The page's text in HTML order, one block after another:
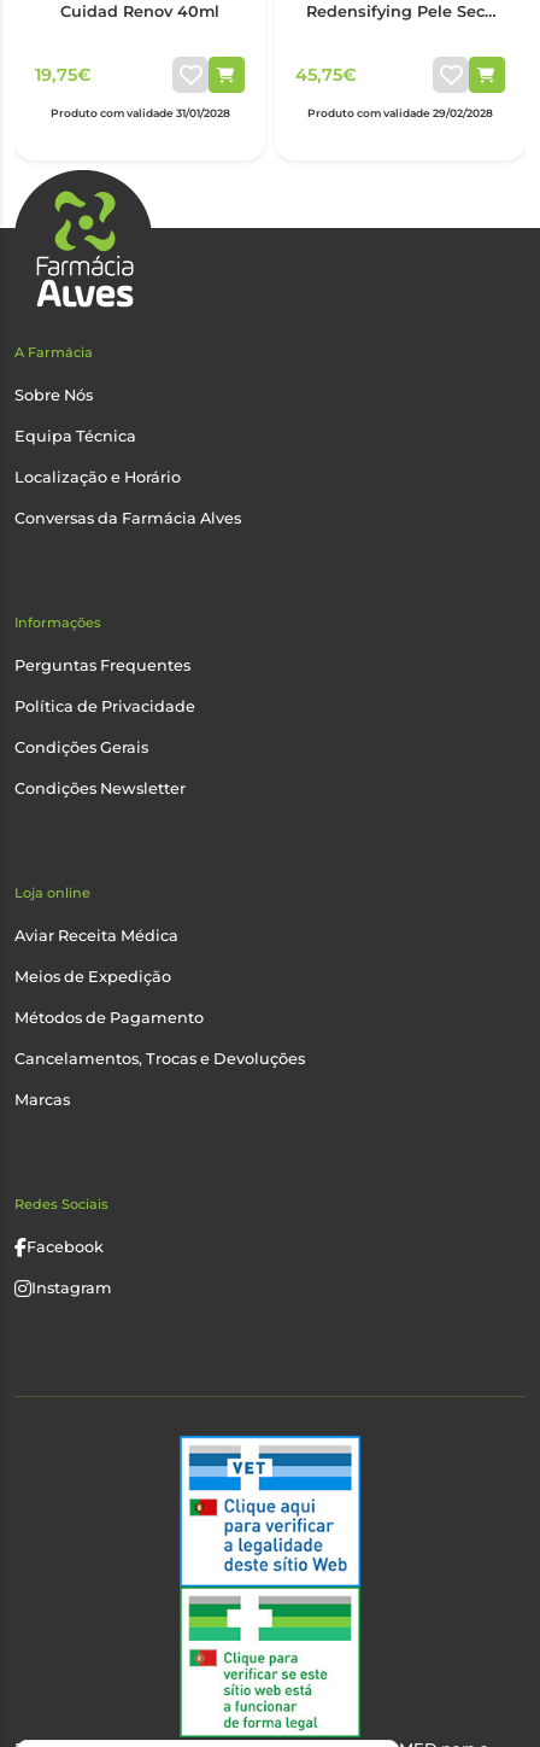
Cuidad Renov 40ml
19,75€
Produto com validade 31/01/2028
Redensifying Pele Seca
45,75€
Produto com validade 29/02/2028
A Farmácia
Sobre Nós
Equipa Técnica
Localização e Horário
Conversas da Farmácia Alves
Informações
Perguntas Frequentes
Política de Privacidade
Condições Gerais
Condições Newsletter
Loja online
Aviar Receita Médica
Meios de Expedição
Métodos de Pagamento
Cancelamentos, Trocas e Devoluções
Marcas
Redes Sociais
Facebook
Instagram